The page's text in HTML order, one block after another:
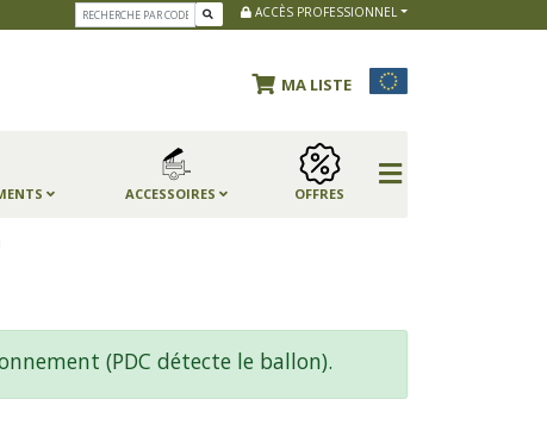
ACCÈS PROFESSIONNEL
MA LISTE
ACCESSOIRES OFFRES
(PDC détecte le ballon).